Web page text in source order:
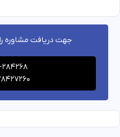
جهت دریافت مشاوره
284268